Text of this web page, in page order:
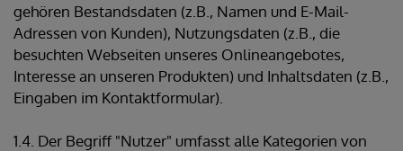
gehören Bestandsdaten (z.B., Namen und E-Mail-
Adressen von Kunden), Nutzungsdaten (z.B., die
besuchten Webseiten unseres Onlineangebotes,
Interesse an unseren Produkten) und Inhaltsdaten (z.B.,
Eingaben im Kontaktformular).
1.4. Der Begriff "Nutzer" umfasst alle Kategorien von